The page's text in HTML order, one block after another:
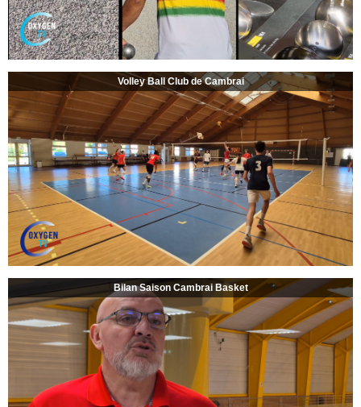
Volley Ball Club de Cambrai
Bilan Saison Cambrai Basket